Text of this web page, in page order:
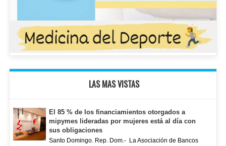
LAS MAS VISTAS
El 85 % de los financiamientos otorgados a
mipymes lideradas por mujeres está al día con
sus obligaciones
Santo Domingo. Rep. Dom.- La Asociación de Bancos